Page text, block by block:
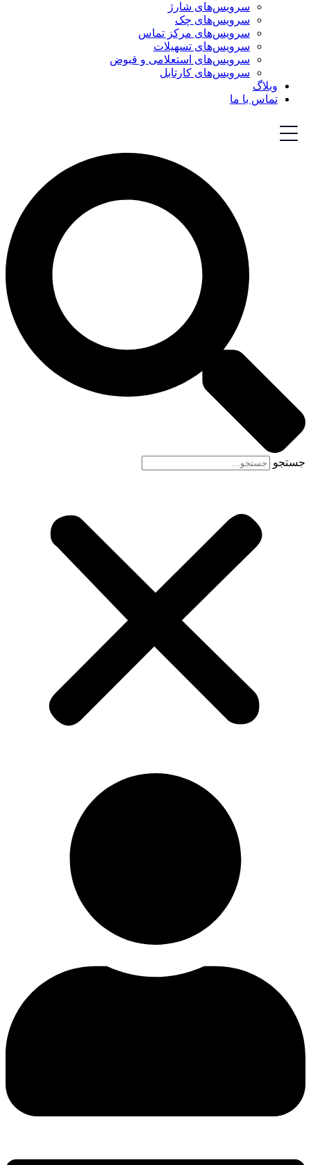
سرویس‌های شارژ
سرویس‌های چک
سرویس‌های مرکز تماس
سرویس‌های تسهیلات
سرویس‌های استعلامی و قبوض
سرویس‌های کارتابل
وبلاگ
تماس با ما
جستجو